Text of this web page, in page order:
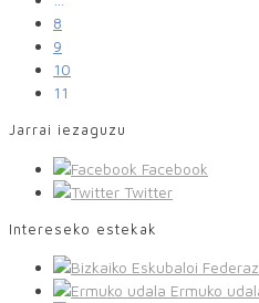
8
9
10
11
Jarrai iezaguzu
Facebook
Twitter
Intereseko estekak
Ermuko